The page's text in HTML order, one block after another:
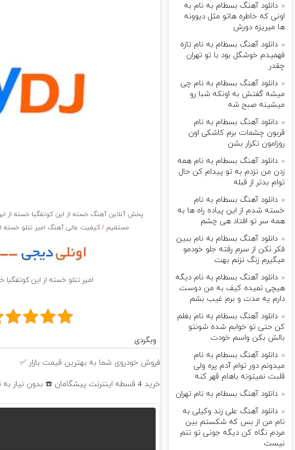
پخش آنلاین آهنگ خسته از این کوتفگیا خسته از
مستقیم/ کیفیت عالی آهنگ امیر تتلو خسته
امیر تتلو خسته از این کوتفگیا
وبگردی
فروش خودروی شما به بهترین قیمت بازار ✅
خرید 4 قسطه اینترنت پیشگامان ☎️ بدون نیاز به تلفن
دانلود آهنگ بسطام به نام به
اونی که خاطره هاتو مثل دیوونه
ها میریزه دورش
دانلود آهنگ بسطام به نام تازه
فهمیدم خوشگل بود با تو تهران
چقدر
دانلود آهنگ بسطام به نام چی
میشه گفتش به اونکه شبا رو
میشینه صبح شه
دانلود آهنگ بسطام به نام
قربون چشمات برم کاشکی اون
روزامون تکرار بشن
دانلود آهنگ بسطام به نام همه
زدن من نزدم به تو پیدام کن حال
توام بدتر از قبله
دانلود آهنگ بسطام به نام
خسته شدم از این پیاده راه ها به
همه سر تو افتاد هی چشم
دانلود آهنگ بسطام به نام ببین
فکر نکن از سرم رفته جلو خودمو
میگیرم زنگ نزنم بهت
دانلود آهنگ بسطام به نام دیگه
هیچی نمیده کیف به من دوست
دارم یه مدت و برم غیب بشم
دانلود آهنگ بسطام به نام بغلم
کن حتی تو خوابم شده شونتو
بالش بکن واسم خودت
دانلود آهنگ بسطام به نام
میدونم دور توام آدم پره ولی
قلبت نمیتونه باهام قهر کنه
دانلود آهنگ بسطام به نام تهران
دانلود آهنگ علی زند وکیلی به
نام من از بس كه شكستم بین
مردم نگاه كن دیگه جونى تو تنم
نیست